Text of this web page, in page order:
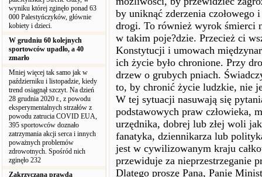
wyniku której zginęło ponad 63
000 Palestyńczyków, głównie
kobiety i dzieci.
W grudniu 60 kolejnych
sportowców upadło, a 40
zmarło
Mniej więcej tak samo jak w
październiku i listopadzie, kiedy
trend osiągnął szczyt. Na dzień
28 grudnia 2020 r., z powodu
eksperymentalnych strzałów z
powodu zatrucia COVID EUA,
395 sportowców doznało
zatrzymania akcji serca i innych
poważnych problemów
zdrowotnych. Spośród nich
zginęło 232
Zakrzyczana prawda
by uniknąć zderzenia
drogi. To również wyrok śmierci
w takim poje?dzie. Przecież ci
Konstytucji i umowach
ich życie było chronione. Przy
drzew o grubych pniach.
to, by chronić życie ludzkie, nie
W tej sytuacji nasuwają się
podstawowych praw człowieka,
urzędnika, dobrej lub złej woli
fanatyka, dziennikarza lub
jest w cywilizowanym kraju
przewiduje za nieprzestrzeganie
Dlatego proszę Pana, Panie